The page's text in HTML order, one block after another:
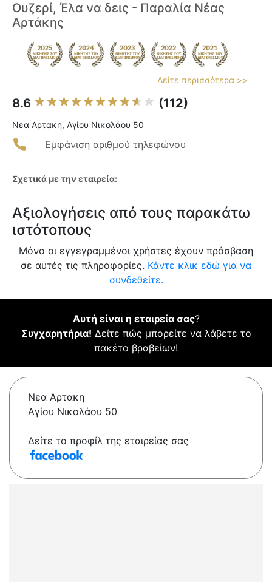
Ουζερί, Έλα να δεις - Παραλία Νέας
Αρτάκης
Δείτε περισσότερα >>
8.6 (112)
Νεα Αρτακη, Αγίου Νικολάου 50
Εμφάνιση αριθμού τηλεφώνου
Σχετικά με την εταιρεία:
Αξιολογήσεις από τους παρακάτω
ιστότοπους
Μόνο οι εγγεγραμμένοι χρήστες έχουν πρόσβαση
σε αυτές τις πληροφορίες. Κάντε κλικ εδώ για να
συνδεθείτε.
Αυτή είναι η εταιρεία σας?
Συγχαρητήρια! Δείτε πώς μπορείτε να λάβετε το
πακέτο βραβείων!
Νεα Αρτακη
Αγίου Νικολάου 50
Δείτε το προφίλ της εταιρείας σας